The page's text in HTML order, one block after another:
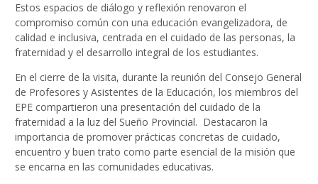
Estos espacios de diálogo y reflexión renovaron el
compromiso común con una educación evangelizadora, de
calidad e inclusiva, centrada en el cuidado de las personas, la
fraternidad y el desarrollo integral de los estudiantes.
En el cierre de la visita, durante la reunión del Consejo General
de Profesores y Asistentes de la Educación, los miembros del
EPE compartieron una presentación del cuidado de la
fraternidad a la luz del Sueño Provincial. Destacaron la
importancia de promover prácticas concretas de cuidado,
encuentro y buen trato como parte esencial de la misión que
se encarna en las comunidades educativas.